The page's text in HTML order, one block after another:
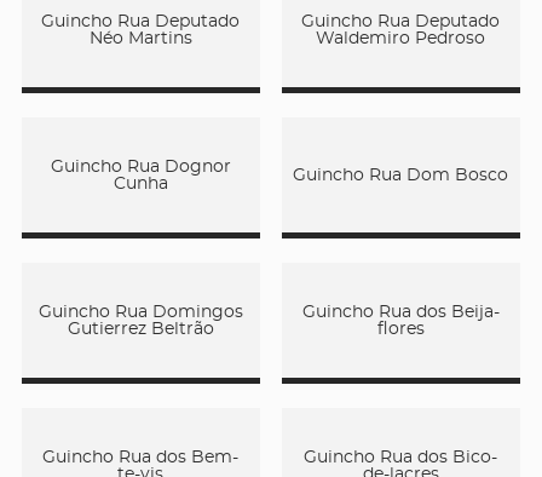
Guincho Rua Deputado
Néo Martins
Guincho Rua Deputado
Waldemiro Pedroso
Guincho Rua Dognor
Cunha
Guincho Rua Dom Bosco
Guincho Rua Domingos
Gutierrez Beltrão
Guincho Rua dos Beija-
flores
Guincho Rua dos Bem-
Guincho Rua dos Bico-